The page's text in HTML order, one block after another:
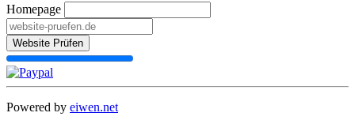
Homepage
Website Prüfen
Powered by eiwen.net